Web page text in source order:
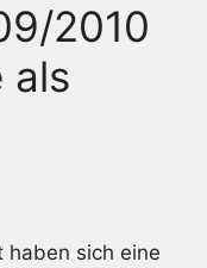
2010
als
haben sich eine